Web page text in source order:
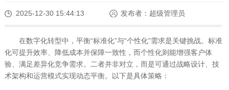
2025-12-30 15:44:13 发布者：超级管理员
在数字化转型中，平衡“标准化”与“个性化”需求是关键挑战。标准
化可提升效率、降低成本并保障一致性，而个性化则能增强客户体
验、满足差异化竞争需求。二者并非对立，而是可通过战略设计、技
术架构和运营模式实现动态平衡。以下是具体策略：